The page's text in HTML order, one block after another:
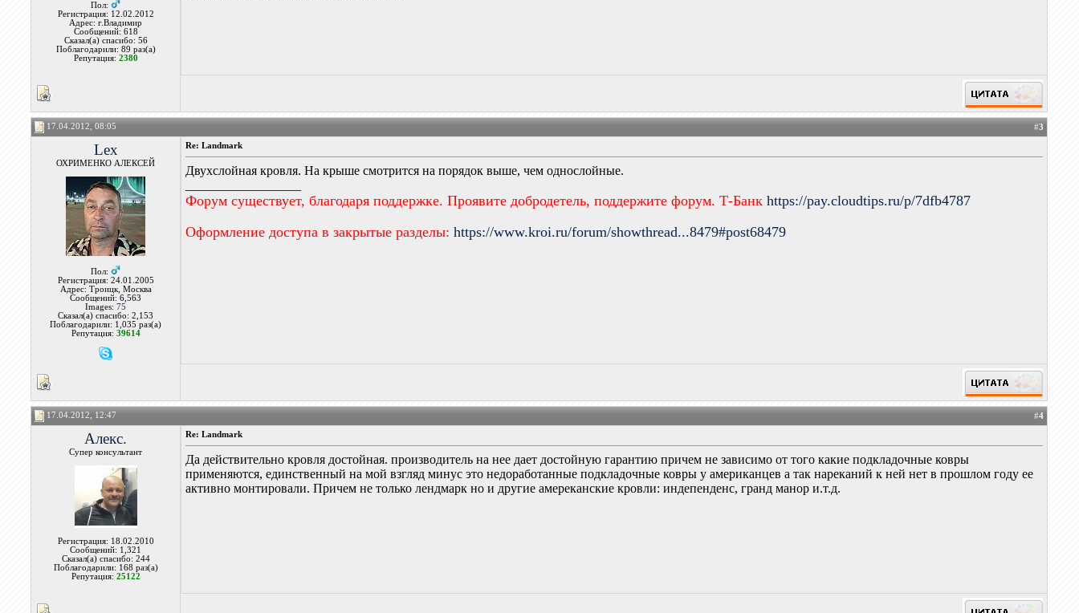
Пол:
Регистрация: 12.02.2012
Адрес: г.Владимир
Сообщений: 618
Сказал(а) спасибо: 56
Поблагодарили: 89 раз(а)
Репутация: 2380
17.04.2012, 08:05 #3
Lex
ОХРИМЕНКО АЛЕКСЕЙ
Пол:
Регистрация: 24.01.2005
Адрес: Троицк, Москва
Сообщений: 6,563
Images:75
Сказал(а) спасибо: 2,153
Поблагодарили: 1,035 раз(а)
Репутация: 39614
Re: Landmark
Двухслойная кровля. На крыше смотрится на порядок выше, чем однослойные.
Форум существует, благодаря поддержке. Проявите добродетель, поддержите форум. Т-Банкhttps://pay.cloudtips.ru/p/7dfb4787
Оформление доступа в закрытые разделы:https://www.kroi.ru/forum/showthread...8479#post68479
17.04.2012, 12:47 #4
Алекс.
Супер консультант
Регистрация: 18.02.2010
Сообщений: 1,321
Сказал(а) спасибо: 244
Поблагодарили: 168 раз(а)
Репутация: 25122
Re: Landmark
Да действительно кровля достойная. производитель на нее дает достойную гарантию причем не зависимо от того какие подкладочные ковры
применяются, единственный на мой взгляд минус это недоработанные подкладочные ковры у американцев а так нареканий к ней нет в прошлом году ее
активно монтировали. Причем не только лендмарк но и другие амереканские кровли: индепенденс, гранд манор и.т.д.